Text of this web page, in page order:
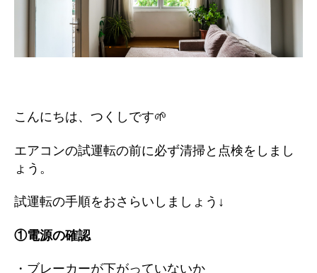
こんにちは、つくしです🌱
エアコンの試運転の前に必ず清掃と点検をしまし
ょう。
試運転の手順をおさらいしましょう↓
①電源の確認
・ブレーカーが下がっていないか